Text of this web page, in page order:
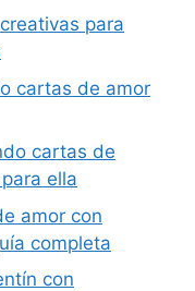
para
cartas de amor
cartas de
ella
amor con
completa
con